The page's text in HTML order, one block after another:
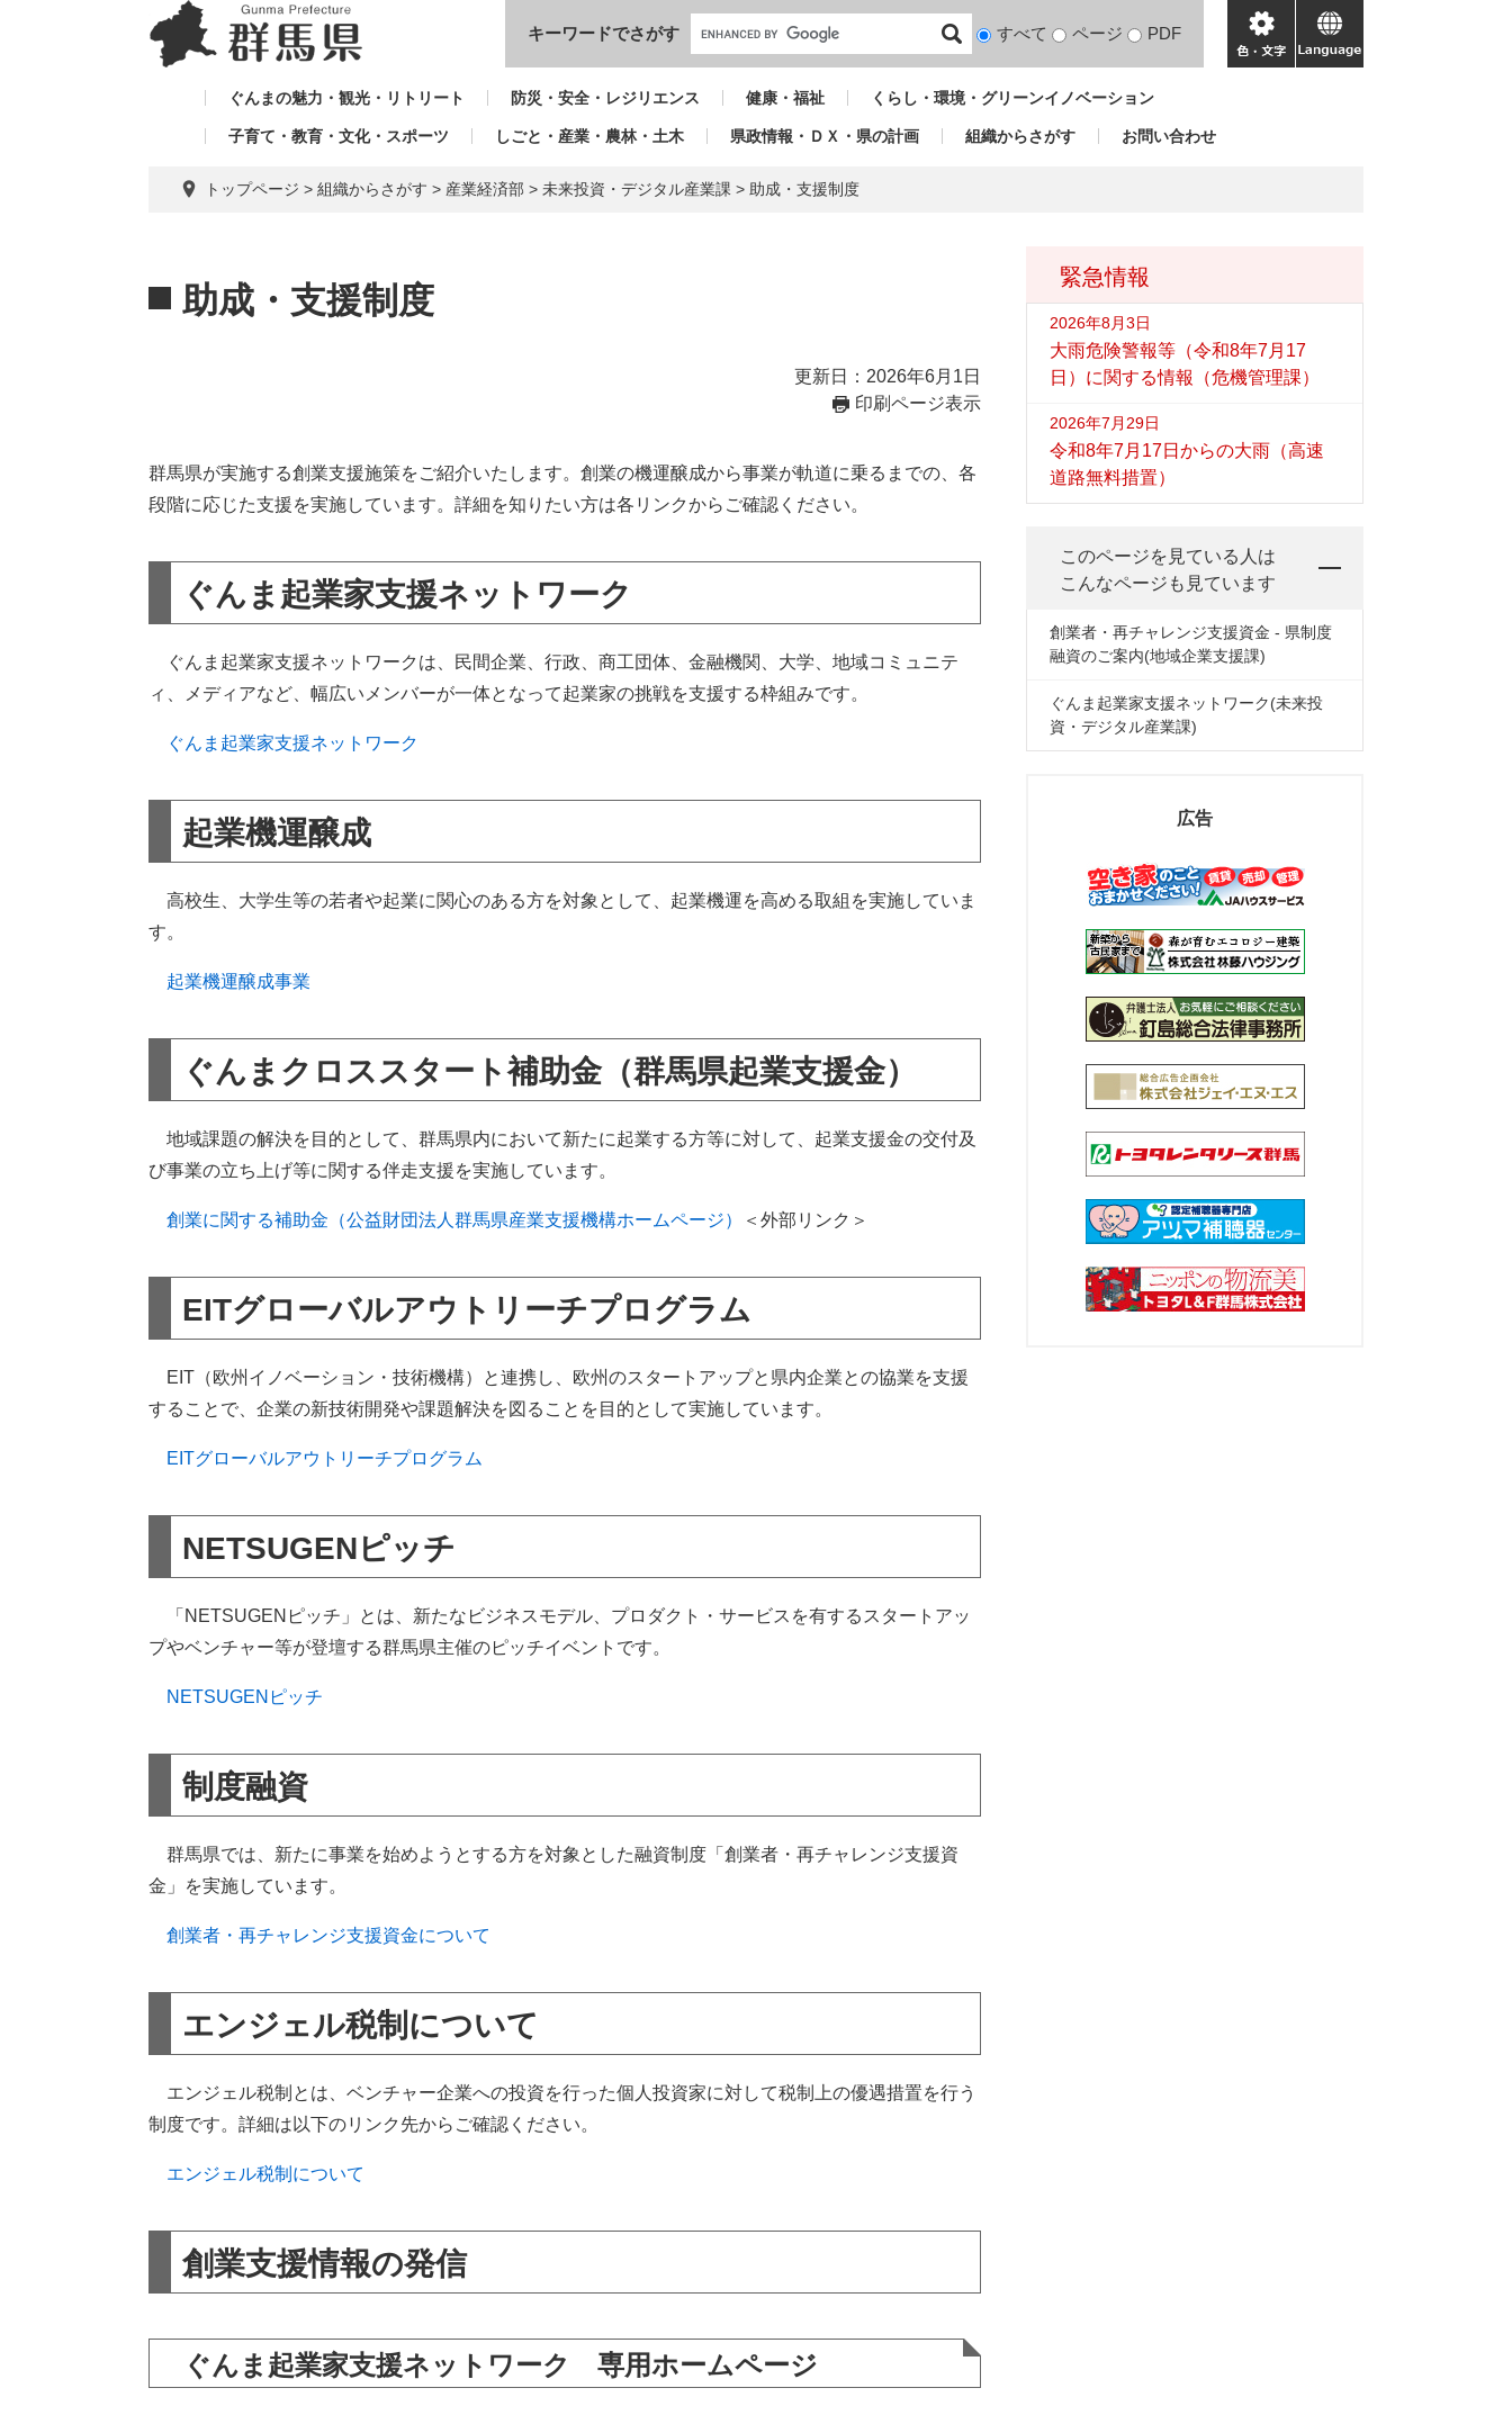
本文へ
キーワードでさがす
検
対
すべて ページ PDF
色・
文
language
ぐんまの魅力・観光・リトリート 防災・安全・レジリエンス 健康・福祉 くらし・環境・グリーンイノベーション
子育て・教育・文化・スポーツ しごと・産業・農林・土木 県政情報・ＤＸ・県の計画 組織からさがす お問い合わせ
トップページ > 組織からさがす > 産業経済部 > 未来投資・デジタル産業課 > 助成・支援制度
文
助成・支援制度
更新日：2026年6月1日
印刷ページ表示
群馬県が実施する創業支援施策をご紹介いたします。創業の機運醸成から事業が軌道に乗るまでの、各
段階に応じた支援を実施しています。詳細を知りたい方は各リンクからご確認ください。​
ぐんま起業家支援ネットワーク
ぐんま起業家支援ネットワークは、民間企業、行政、商工団体、金融機関、大学、地域コミュニテ
ィ、メディアなど、幅広いメンバーが一体となって起業家の挑戦を支援する枠組みです。
ぐんま起業家支援ネットワーク
起業機運醸成
高校生、大学生等の若者や起業に関心のある方を対象として、起業機運を高める取組を実施していま
す。
起業機運醸成事業
ぐんまクロススタート補助金（群馬県起業支援金）
地域課題の解決を目的として、群馬県内において新たに起業する方等に対して、起業支援金の交付及
び事業の立ち上げ等に関する伴走支援を実施しています。
創業に関する補助金（公益財団法人群馬県産業支援機構ホームページ） ＜外部リンク＞
EITグローバルアウトリーチプログラム
EIT（欧州イノベーション・技術機構）と連携し、欧州のスタートアップと県内企業との協業を支援
することで、企業の新技術開発や課題解決を図ることを目的として実施しています。
EITグローバルアウトリーチプログラム
NETSUGENピッチ
「NETSUGENピッチ」とは、新たなビジネスモデル、プロダクト・サービスを有するスタートアッ
プやベンチャー等が登壇する群馬県主催のピッチイベントです。
NETSUGENピッチ
制度融資
群馬県では、新たに事業を始めようとする方を対象とした融資制度「創業者・再チャレンジ支援資
金」を実施しています。
創業者・再チャレンジ支援資金について
エンジェル税制について
エンジェル税制とは、ベンチャー企業への投資を行った個人投資家に対して税制上の優遇措置を行う
制度です。詳細は以下のリンク先からご確認ください。
エンジェル税制について
創業支援情報の発信
ぐんま起業家支援ネットワーク 専用ホームページ
緊急情報
2026年8月3日
大雨危険警報等（令和8年7月17
日）に関する情報（危機管理課）
2026年7月29日
令和8年7月17日からの大雨（高速
道路無料措置）
このページを見ている人は
こんなページも見ています
創業者・再チャレンジ支援資金 - 県制度
融資のご案内(地域企業支援課)
ぐんま起業家支援ネットワーク(未来投
資・デジタル産業課)
広告